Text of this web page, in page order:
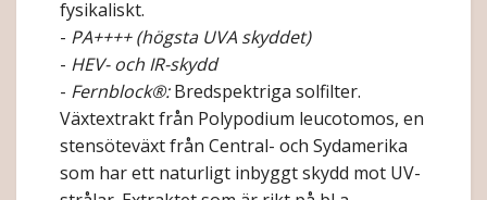
fysikaliskt.
- PA++++ (högsta UVA skyddet)
- HEV- och IR-skydd
- Fernblock®:Bredspektriga solfilter.
Växtextrakt från Polypodium leucotomos, en
stensöteväxt från Central- och Sydamerika
som har ett naturligt inbyggt skydd mot UV-